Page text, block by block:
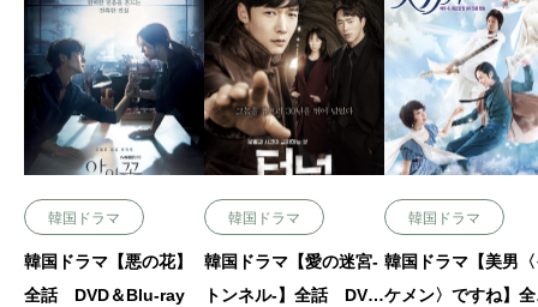
韓国ドラマ
韓国ドラマ【悪の花】
全話 DVD＆Blu-ray
韓国ドラマ
韓国ドラマ【愛の迷宮-
トンネル-】全話 DVD
韓国ドラマ
韓国ドラマ【美男
ケメン〉ですね】全